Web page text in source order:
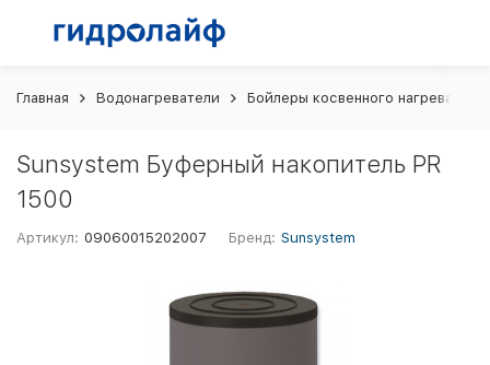
Главная Водонагреватели Бойлеры косвенного нагрева
Sunsystem Буферный накопитель PR
1500
Артикул: 09060015202007 Бренд: Sunsystem